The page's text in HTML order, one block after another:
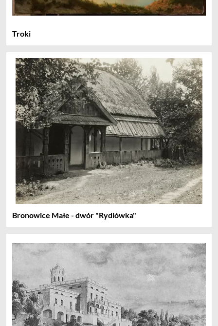
Troki
Bronowice Małe - dwór "Rydlówka"